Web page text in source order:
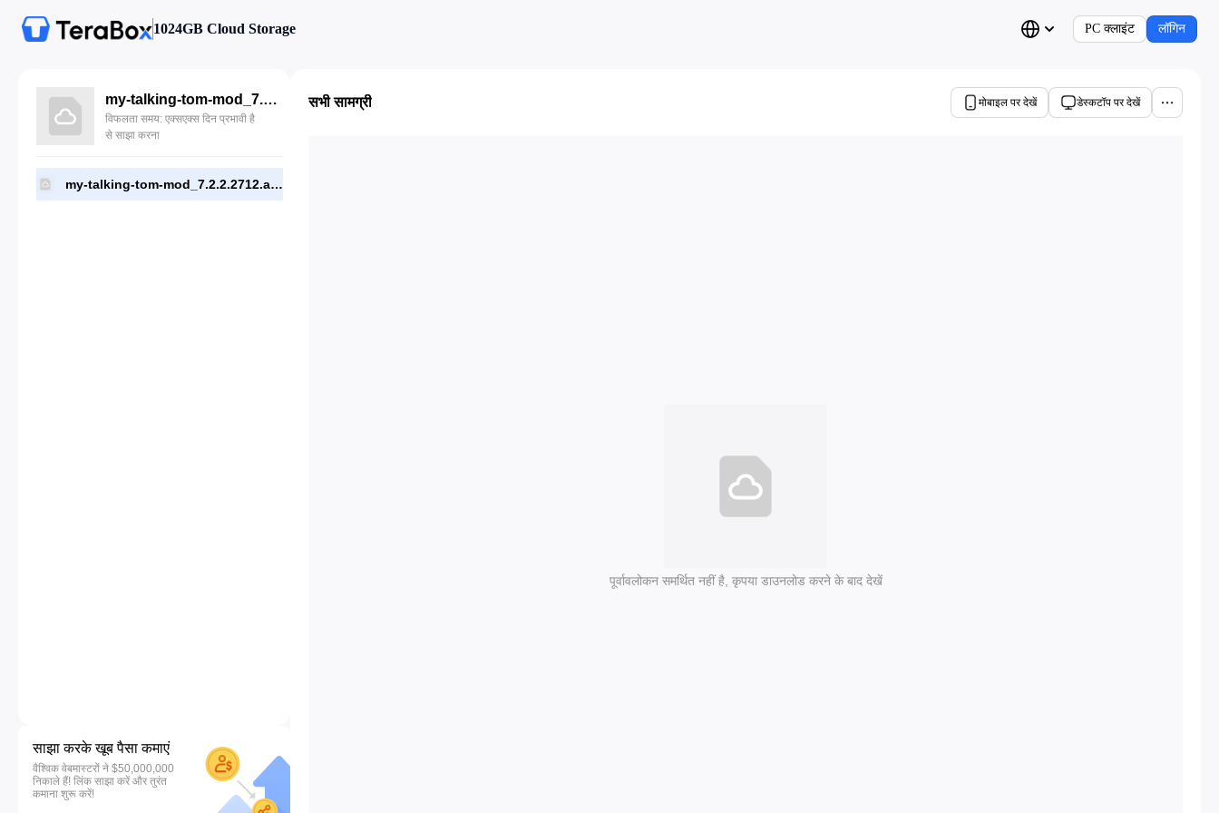
1024GB Cloud Storage PC क्लाइंट लॉगिन
my-talking-tom-mod_7.2.2.2712.apk
विफलता समय: एक्सएक्स दिन प्रभावी है
से साझा करना
my-talking-tom-mod_7.2.2.2712.apk
साझा करके खूब पैसा कमाएं
वैश्विक वेबमास्टरों ने $50,000,000
निकाले हैं! लिंक साझा करें और तुरंत
कमाना शुरू करें!
सभी सामग्री मोबाइल पर देखें डेस्कटॉप पर देखें
पूर्वावलोकन समर्थित नहीं है, कृपया डाउनलोड करने के बाद देखें